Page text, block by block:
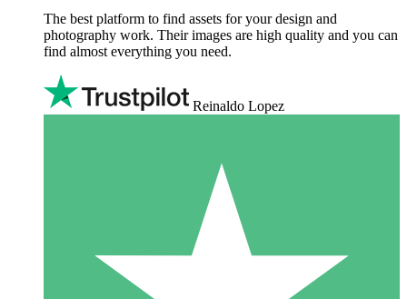
The best platform to find assets for your design and
photography work. Their images are high quality and you can
find almost everything you need.
Reinaldo Lopez